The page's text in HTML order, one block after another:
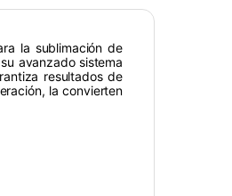
la sublimación de
avanzado sistema
resultados de
la convierten